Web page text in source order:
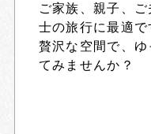
ご家族、親子、
士の旅行に最適で
贅沢な空間で、
てみませんか？